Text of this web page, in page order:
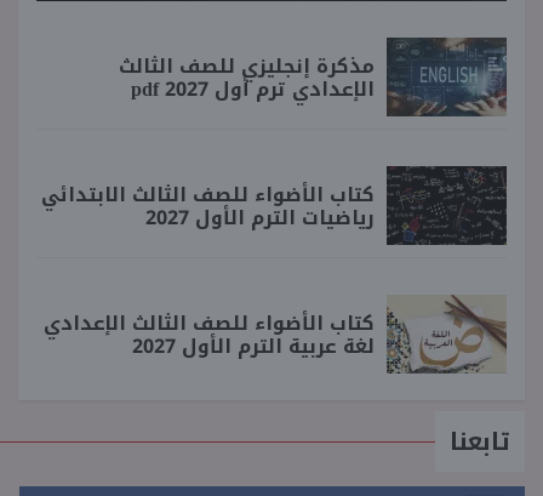
مذكرة إنجليزي للصف الثالث
الإعدادي ترم أول 2027 pdf
كتاب الأضواء للصف الثالث الابتدائي
رياضيات الترم الأول 2027
كتاب الأضواء للصف الثالث الإعدادي
لغة عربية الترم الأول 2027
تابعنا